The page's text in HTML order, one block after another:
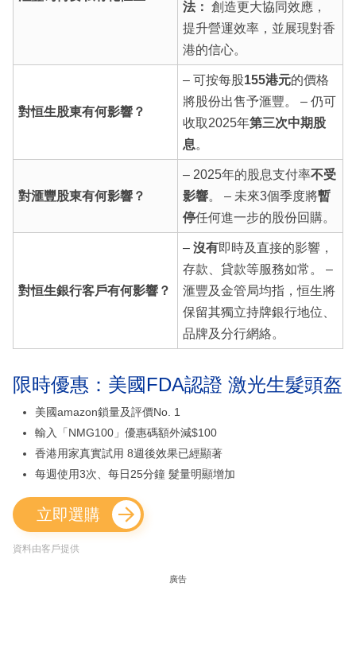
法： 創造更大協同效應，
提升營運效率，並展現對香
港的信心。
對恒生股東有何影響？
– 可按每股155港元的價格
將股份出售予滙豐。 – 仍可
收取2025年第三次中期股
息。
對滙豐股東有何影響？
– 2025年的股息支付率不受
影響。 – 未來3個季度將暫
停任何進一步的股份回購。
對恒生銀行客戶有何影響？
– 沒有即時及直接的影響，
存款、貸款等服務如常。 –
滙豐及金管局均指，恒生將
保留其獨立持牌銀行地位、
品牌及分行網絡。
限時優惠：美國FDA認證 激光生髮頭盔
美國amazon鎖量及評價No. 1
輸入「NMG100」優惠碼額外減$100
香港用家真實試用 8週後效果已經顯著
每週使用3次、每日25分鐘 髮量明顯增加
立即選購
資料由客戶提供
廣告